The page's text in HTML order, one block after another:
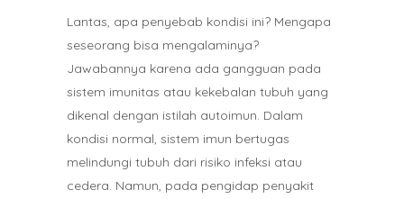
Lantas, apa penyebab kondisi ini? Mengapa
seseorang bisa mengalaminya?
Jawabannya karena ada gangguan pada
sistem imunitas atau kekebalan tubuh yang
dikenal dengan istilah autoimun. Dalam
kondisi normal, sistem imun bertugas
melindungi tubuh dari risiko infeksi atau
cedera. Namun, pada pengidap penyakit